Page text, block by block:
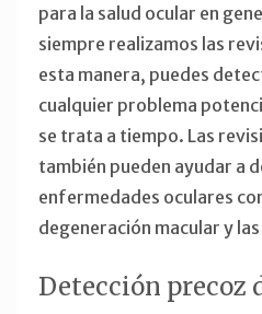
para la salud ocular en
siempre realizamos las
esta manera, puedes
cualquier problema
se trata a tiempo. Las
también pueden ayudar a
enfermedades oculares
degeneración macular y
Detección precoz